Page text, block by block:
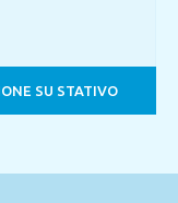
SU STATIVO